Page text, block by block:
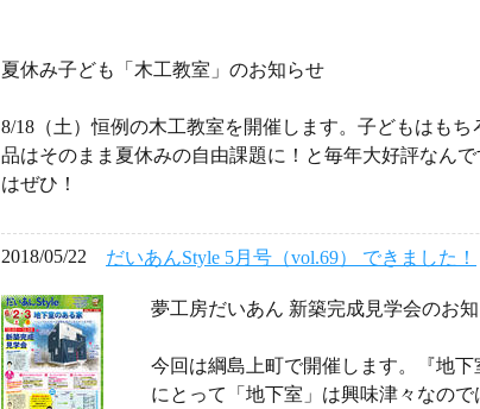
夏休み子ども「木工教室」のお知らせ
8/18（土）恒例の木工教室を開催します。子どもはも
品はそのまま夏休みの自由課題に！と毎年大好評なん
はぜひ！
2018/05/22 だいあんStyle 5月号（vol.69） できました！
夢工房だいあん 新築完成見学会のお知
今回は綱島上町で開催します。『地
にとって「地下室」は興味津々なの